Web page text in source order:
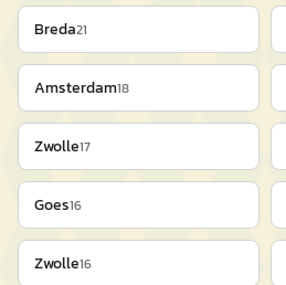
Breda21
Amsterdam18
Zwolle17
Goes16
Zwolle16